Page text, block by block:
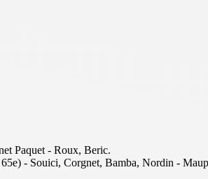
Paquet - Roux, Beric.
- Souici, Corgnet, Bamba, Nordin -